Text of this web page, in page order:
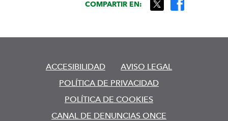
COMPARTIR EN:
ACCESIBILIDAD
AVISO LEGAL
POLÍTICA DE PRIVACIDAD
POLÍTICA DE COOKIES
CANAL DE DENUNCIAS ONCE